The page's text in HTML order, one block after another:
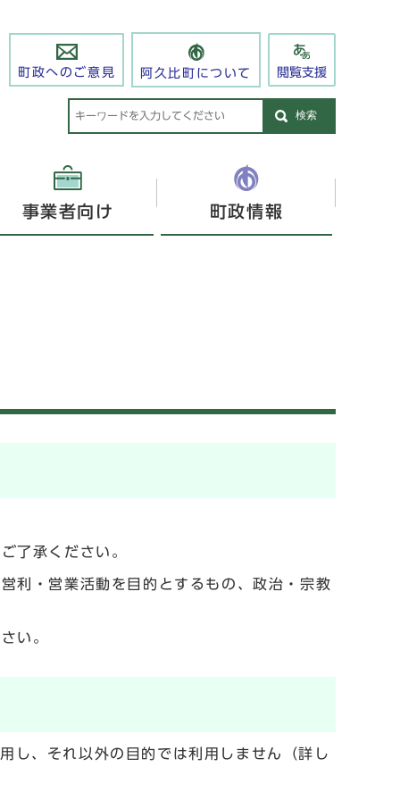
町政へのご意見 阿久比町について 閲覧支援
検索
事業者向け 町政情報
了承ください。
利・営業活動を目的とするもの、政治・宗教
い。
し、それ以外の目的では利用しません（詳し